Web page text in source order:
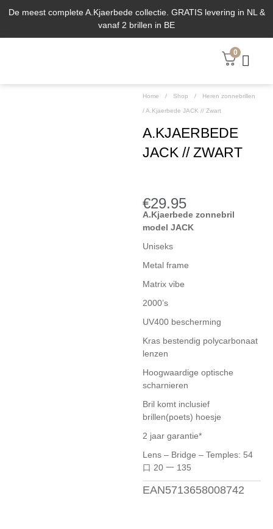
De meest complete A.Kjaerbede collectie. GRATIS levering in NL &
vanaf 2 brillen in BE
0
Home / Shop / Heren zonnebrillen
/A.Kjaerbede JACK // Zwart
A.KJAERBEDE
JACK // ZWART
€29.95
A.Kjaerbede zonnebril
model JACK
Uniseks
Metal frame
Matrix vibe
2000’s
UV400 bescherming
Kras bestendig polycarbonaat
lenzen
Hoogwaardige optische
scharnieren
Bril komt inclusief
brillen(poets) hoesje
2 jaar garantie*
Lens – Bridge – Temples: 54
口 20 一 135
EAN5713658008742